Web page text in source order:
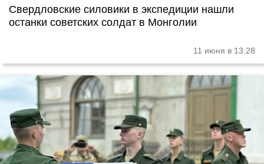
Свердловские силовики в экспедиции нашли
останки советских солдат в Монголии
11 июня в 13:28